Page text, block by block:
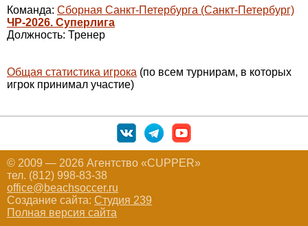
Команда: Сборная Санкт-Петербурга (Санкт-Петербург)
ЧР-2026. Суперлига
Должность: Тренер
Общая статистика игрока (по всем турнирам, в которых
игрок принимал участие)
© 2009 — 2026 Агентство «CUPPER»
тел. (812) 998-83-38
office@beachsoccer.ru
Создание сайта: Студия 239
Полная версия сайта